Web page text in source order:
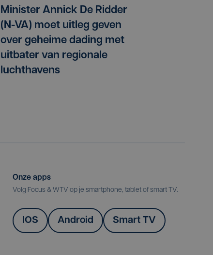
Minister Annick De Ridder
(N-VA) moet uitleg geven
over geheime dading met
uitbater van regionale
luchthavens
Onze apps
Volg Focus & WTV op je smartphone, tablet of smart TV.
IOS Android Smart TV